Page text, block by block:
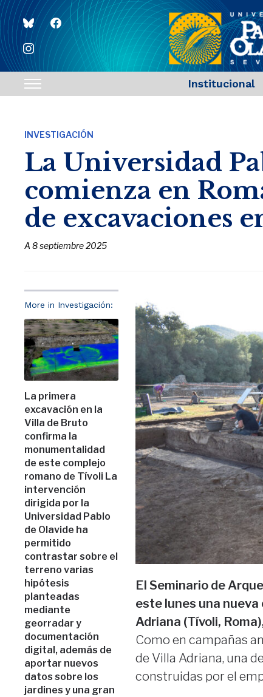
blueskyfacebook
instagram
Toggle
navigation
Institucional
INVESTIGACIÓN
La Universidad
comienza en
de excavaciones
A8 septiembre 2025
More in Investigación:
La primera
excavación en la
Villa de Bruto
confirma la
monumentalidad
de este complejo
romano de Tívoli La
intervención
dirigida por la
Universidad Pablo
de Olavide ha
permitido
contrastar sobre el
terreno varias
hipótesis
planteadas
mediante
georradar y
documentación
digital, además de
aportar nuevos
datos sobre los
jardines y una gran
El Seminario de
este lunes una
Adriana (Tívoli,
Como en campañas
de Villa Adriana, una
construidas por el